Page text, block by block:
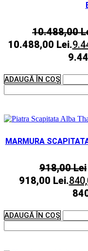
10.488,00
10.488,00 Lei.
ADAUGĂ ÎN COȘ
MARMURA
918,00Lei
918,00 Lei.
ADAUGĂ ÎN COȘ